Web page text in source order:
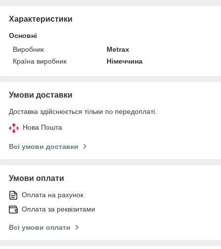
Характеристики
Основні
Виробник
Metrax
Країна виробник
Німеччина
Умови доставки
Доставка здійснюється тільки по передоплаті.
Нова Пошта
Всі умови доставки
Умови оплати
Оплата на рахунок
Оплата за реквізитами
Всі умови оплати